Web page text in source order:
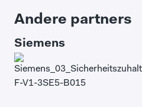
Andere partners
Siemens